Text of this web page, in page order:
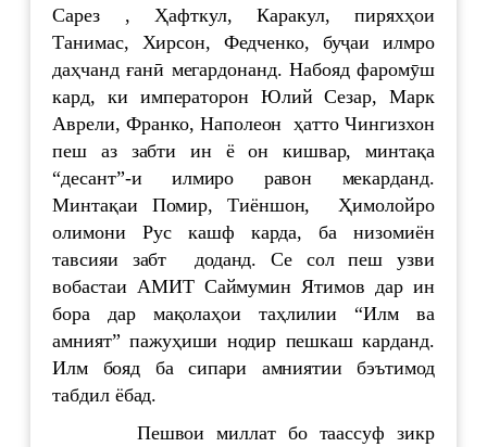
Сарез , Ҳафткул, Каракул, пиряхҳои
Танимас, Хирсон, Федченко, буҷаи илмро
даҳчанд ғанӣ мегардонанд. Набояд фаромӯш
кард, ки императорон Юлий Сезар, Марк
Аврели, Франко, Наполеон ҳатто Чингизхон
пеш аз забти ин ё он кишвар, минтақа
“десант”-и илмиро равон мекарданд.
Минтақаи Помир, Тиёншон, Ҳимолойро
олимони Рус кашф карда, ба низомиён
тавсияи забт доданд. Се сол пеш узви
вобастаи АМИТ Саймумин Ятимов дар ин
бора дар мақолаҳои таҳлилии “Илм ва
амният” пажуҳиши нодир пешкаш карданд.
Илм бояд ба сипари амниятии бэътимод
табдил ёбад.
Пешвои миллат бо таассуф зикр